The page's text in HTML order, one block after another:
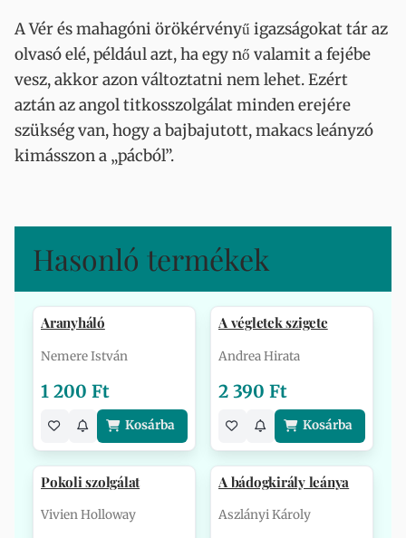
A Vér és mahagóni örökérvényű igazságokat tár az
olvasó elé, például azt, ha egy nő valamit a fejébe
vesz, akkor azon változtatni nem lehet. Ezért
aztán az angol titkosszolgálat minden erejére
szükség van, hogy a bajbajutott, makacs leányzó
kimásszon a „pácból”.
Hasonló termékek
Aranyháló
Nemere István
1 200 Ft
Kosárba
A végletek szigete
Andrea Hirata
2 390 Ft
Kosárba
Pokoli szolgálat
Vivien Holloway
A bádogkirály leánya
Aszlányi Károly